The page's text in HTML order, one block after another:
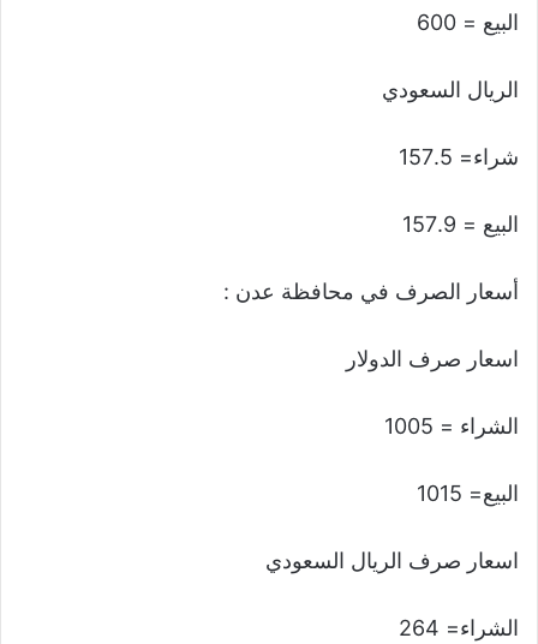
البيع = 600
الريال السعودي
شراء= 157.5
البيع = 157.9
أسعار الصرف في محافظة عدن :
اسعار صرف الدولار
الشراء = 1005
البيع= 1015
اسعار صرف الريال السعودي
الشراء= 264